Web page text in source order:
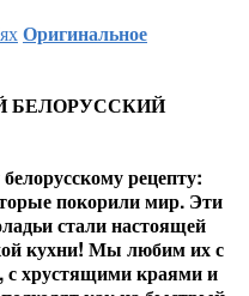
Оригинальное
БЕЛОРУССКИЙ
рецепту:
покорили мир. Эти
стали настоящей
кухни! Мы любим их с
с хрустящими краями и